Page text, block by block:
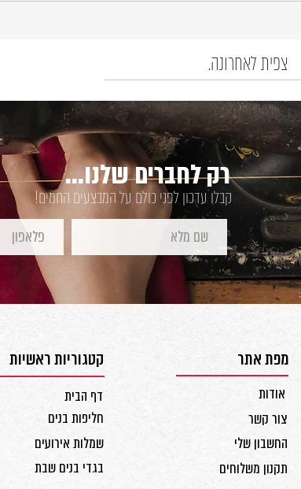
צפית לאחרונה.
קבלו עדכון לפני כולם על המבצעים החמים!
רק לחברים שלנו...
קטגוריות ראשיות
חליפות בנים
שמלות אירועים
בגדי בנים שבת
דף הבית
מפת אתר
אודות
צור קשר
החשבון שלי
תקנון משלוחים